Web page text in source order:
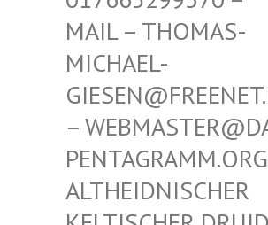
THOMAS-MICHAE
L-GIESEN
@FREENET.DE –
ASTER@DAS-
RAMM.ORG!
DNISCHER KELTIS